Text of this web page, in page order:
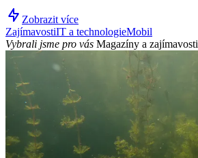
Zobrazit více
ZajímavostiIT a technologieMobil
Vybrali jsme pro vás Magazíny a zajímavosti